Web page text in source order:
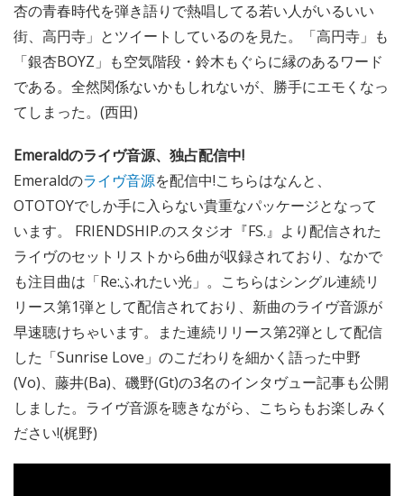
杏の青春時代を弾き語りで熱唱してる若い人がいるいい
街、高円寺」とツイートしているのを見た。「高円寺」も
「銀杏BOYZ」も空気階段・鈴木もぐらに縁のあるワード
である。全然関係ないかもしれないが、勝手にエモくなっ
てしまった。(西田)
Emeraldのライヴ音源、独占配信中!
Emeraldのライヴ音源を配信中!こちらはなんと、
OTOTOYでしか手に入らない貴重なパッケージとなって
います。 FRIENDSHIP.のスタジオ『FS.』より配信された
ライヴのセットリストから6曲が収録されており、なかで
も注目曲は「Re:ふれたい光」。こちらはシングル連続リ
リース第1弾として配信されており、新曲のライヴ音源が
早速聴けちゃいます。また連続リリース第2弾として配信
した「Sunrise Love」のこだわりを細かく語った中野
(Vo)、藤井(Ba)、磯野(Gt)の3名のインタヴュー記事も公開
しました。ライヴ音源を聴きながら、こちらもお楽しみく
ださい!(梶野)